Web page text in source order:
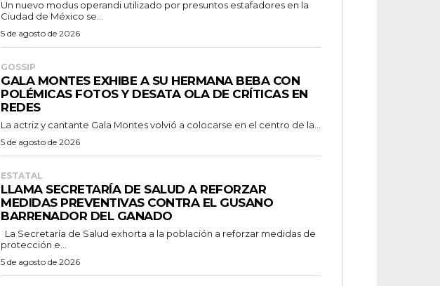
Un nuevo modus operandi utilizado por presuntos estafadores en la
Ciudad de México se...
5 de agosto de 2026
GOSSIP
GALA MONTES EXHIBE A SU HERMANA BEBA CON
POLÉMICAS FOTOS Y DESATA OLA DE CRÍTICAS EN
REDES
La actriz y cantante Gala Montes volvió a colocarse en el centro de la...
5 de agosto de 2026
ESTATAL
LLAMA SECRETARÍA DE SALUD A REFORZAR
MEDIDAS PREVENTIVAS CONTRA EL GUSANO
BARRENADOR DEL GANADO
protección e...
5 de agosto de 2026